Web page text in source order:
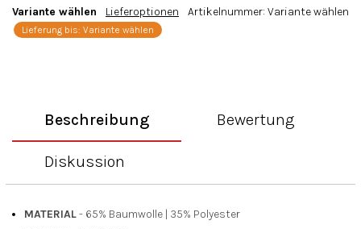
Variante wählen
Lieferung bis: Variante wählen
Lieferoptionen Artikelnummer: Variante wählen
Beschreibung Bewertung
Diskussion
MATERIAL- 65% Baumwolle | 35% Polyester